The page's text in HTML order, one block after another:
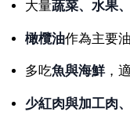
大量蔬菜、水果
橄欖油作為主要
多吃魚與海鮮，
少紅肉與加工肉